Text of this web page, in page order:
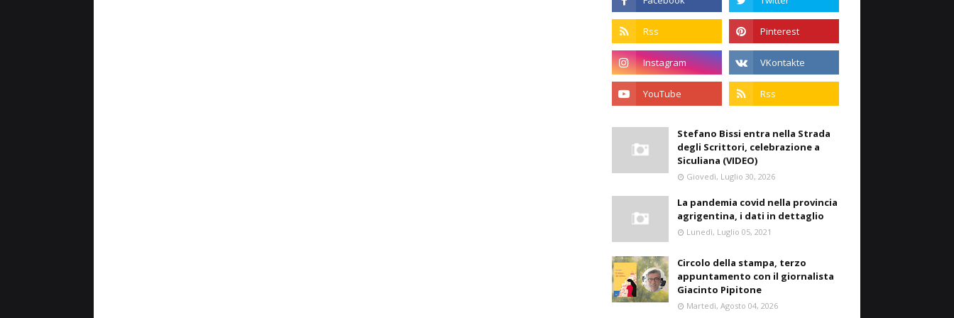
Stefano Bissi entra nella Strada
degli Scrittori, celebrazione a
Siculiana (VIDEO)
Giovedì, Luglio 30, 2026
La pandemia covid nella provincia
agrigentina, i dati in dettaglio
Lunedì, Luglio 05, 2021
Circolo della stampa, terzo
appuntamento con il giornalista
Giacinto Pipitone
Martedì, Agosto 04, 2026